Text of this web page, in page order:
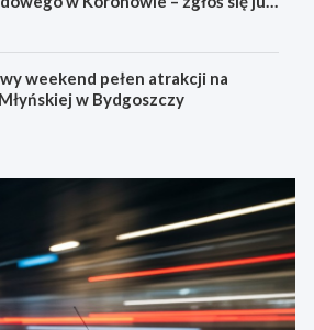
weekend pełen atrakcji na
w Bydgoszczy